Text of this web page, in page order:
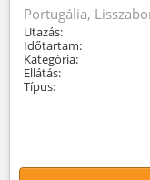
Portugália,
Utazás:
Időtartam:
Kategória:
Ellátás:
Típus: